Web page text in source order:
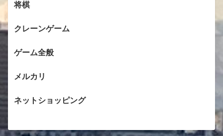
将棋
クレーンゲーム
ゲーム全般
メルカリ
ネットショッピング